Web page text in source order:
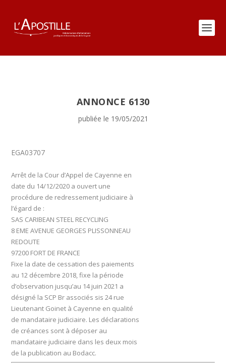
ANNONCE 6130
publiée le 19/05/2021
EGA03707
Arrêt de la Cour d’Appel de Cayenne en
date du 14/12/2020 a ouvert une
procédure de redressement judiciaire à
l’égard de :
SAS CARIBEAN STEEL RECYCLING
8 EME AVENUE GEORGES PLISSONNEAU
REDOUTE
97200 FORT DE FRANCE
Fixe la date de cessation des paiements
au 12 décembre 2018, fixe la période
d’observation jusqu’au 14 juin 2021 a
désigné la SCP Br associés sis 24 rue
Lieutenant Goinet à Cayenne en qualité
de mandataire judiciaire. Les déclarations
de créances sont à déposer au
mandataire judiciaire dans les deux mois
de la publication au Bodacc.